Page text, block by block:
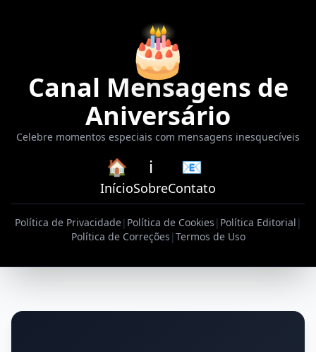
🎂
Canal Mensagens de
Aniversário
Celebre momentos especiais com mensagens inesquecíveis
🏠
Início
ℹ️
Sobre
📧
Contato
Política de Privacidade| Política de Cookies | Política Editorial |
Política de Correções |Termos de Uso